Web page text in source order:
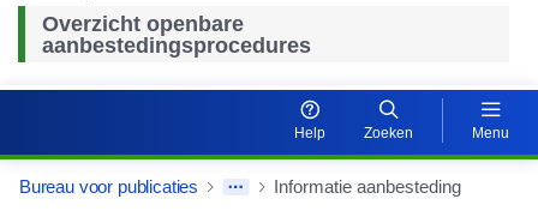
Overzicht openbare
aanbestedingsprocedures
Help Zoeken Menu
Bureau voor publicaties Informatie aanbesteding